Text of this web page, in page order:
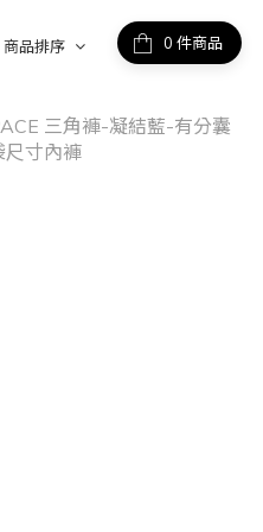
件商品
商品排序